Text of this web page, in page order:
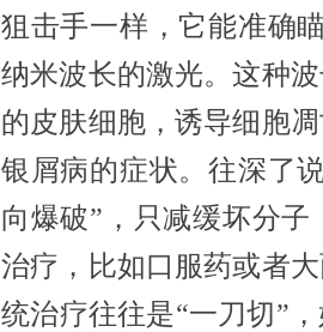
狙击手一样，它能准确
纳米波长的激光。这种
的皮肤细胞，诱导细胞
银屑病的症状。往深了
向爆破”，只减缓坏分
治疗，比如口服药或者
统治疗往往是“一刀切”